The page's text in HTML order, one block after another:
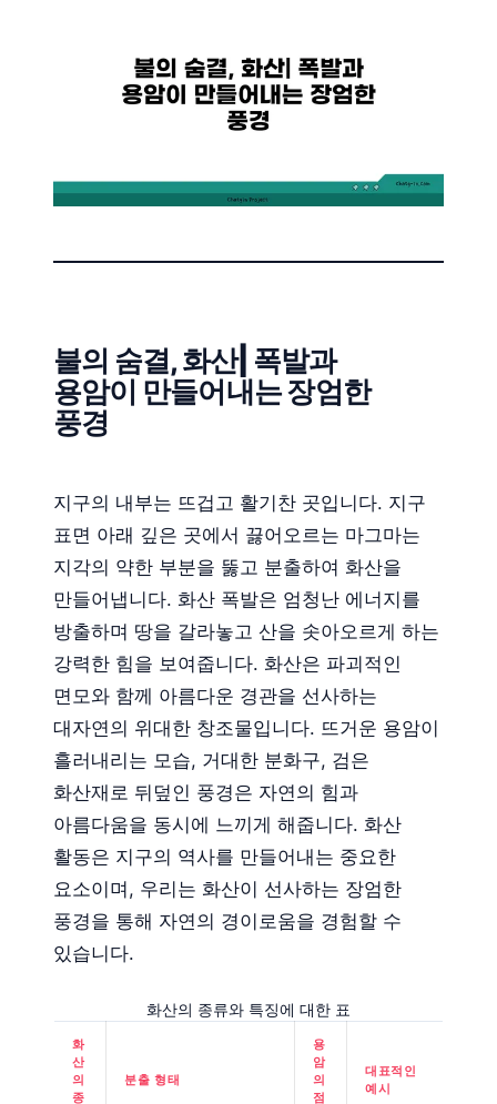
불의 숨결, 화산| 폭발과
용암이 만들어내는 장엄한
풍경
지구의 내부는 뜨겁고 활기찬 곳입니다. 지구
표면 아래 깊은 곳에서 끓어오르는 마그마는
지각의 약한 부분을 뚫고 분출하여 화산을
만들어냅니다. 화산 폭발은 엄청난 에너지를
방출하며 땅을 갈라놓고 산을 솟아오르게 하는
강력한 힘을 보여줍니다. 화산은 파괴적인
면모와 함께 아름다운 경관을 선사하는
대자연의 위대한 창조물입니다. 뜨거운 용암이
흘러내리는 모습, 거대한 분화구, 검은
화산재로 뒤덮인 풍경은 자연의 힘과
아름다움을 동시에 느끼게 해줍니다. 화산
활동은 지구의 역사를 만들어내는 중요한
요소이며, 우리는 화산이 선사하는 장엄한
풍경을 통해 자연의 경이로움을 경험할 수
있습니다.
화산의 종류와 특징에 대한 표
화
산
의
종
분출 형태
용
암
의
점
대표적인
예시